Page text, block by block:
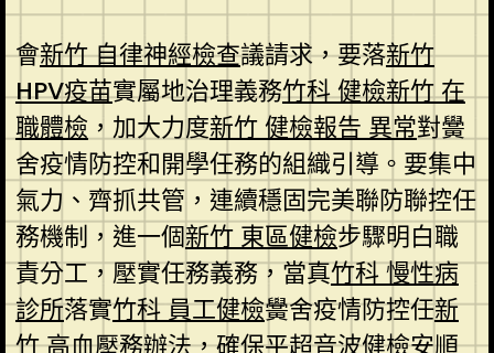
會新竹 自律神經檢查議請求，要落新竹
HPV疫苗實屬地治理義務竹科 健檢新竹 在
職體檢 ，加大力度新竹 健檢報告 異常對黌
舍疫情防控和開學任務的組織引導。要集中
氣力、齊抓共管，連續穩固完美聯防聯控任
務機制，進一個新竹 東區健檢步驟明白職
責分工，壓實任務義務，當真竹科 慢性病
診所落實竹科 員工健檢黌舍疫情防控任新
竹 高血壓務辦法，確保平超音波健檢安順